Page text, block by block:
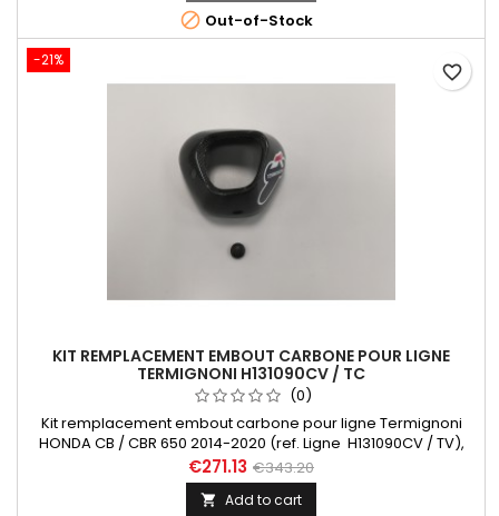
 Out-of-Stock
-21%
KIT REMPLACEMENT EMBOUT CARBONE POUR LIGNE
TERMIGNONI H131090CV / TC
(0)
Kit remplacement embout carbone pour ligne Termignoni
HONDA CB / CBR 650 2014-2020 (ref. Ligne H131090CV / TV),
inclus embout carbone x1, bande sous-rivet avec gravure
laser du code d'homologation EEC x1, rivet borgne étanche
inox x7, 1 sticker logo Termignoni résistant à la chaleur).
€271.13 €343.20
 Add to cart
favorite_border